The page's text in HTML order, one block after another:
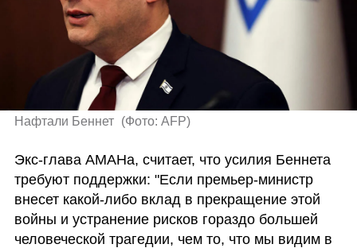
Нафтали Беннет (Фото: AFP)
Экс-глава АМАНа, считает, что усилия Беннета
требуют поддержки: "Если премьер-министр
внесет какой-либо вклад в прекращение этой
войны и устранение рисков гораздо большей
человеческой трагедии, чем то, что мы видим в